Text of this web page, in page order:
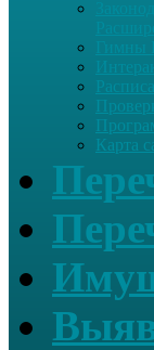
Гимны
Карта